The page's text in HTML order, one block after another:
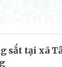
sắt tại xã